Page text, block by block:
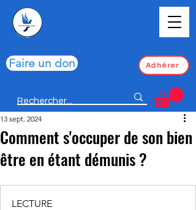
Faire un don Adhérer
Comment s'occuper de son bien
être en étant démunis ?
13 sept. 2024
LECTURE